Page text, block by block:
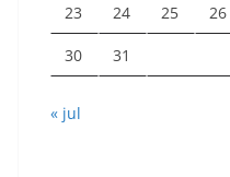
23 24 25 26
30 31
« jul